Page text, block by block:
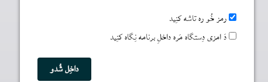
رمز خُو ره تاشه کنِید
دَ امزی دِستگاه مَره داخلِ برنامه نِگاه کنِید